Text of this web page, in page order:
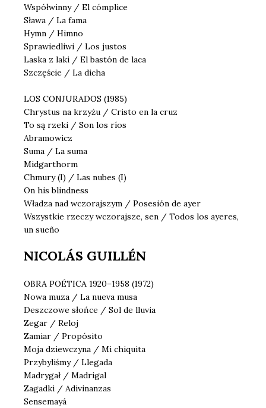
Współwinny / El cómplice
Sława / La fama
Hymn / Himno
Sprawiedliwi / Los justos
Laska z laki / El bastón de laca
Szczęście / La dicha
LOS CONJURADOS (1985)
Chrystus na krzyżu / Cristo en la cruz
To są rzeki / Son los ríos
Abramowicz
Suma / La suma
Midgarthorm
Chmury (I) / Las nubes (I)
On his blindness
Władza nad wczorajszym / Posesión de ayer
Wszystkie rzeczy wczorajsze, sen / Todos los ayeres,
un sueño
NICOLÁS GUILLÉN
OBRA POÉTICA 1920–1958 (1972)
Nowa muza / La nueva musa
Deszczowe słońce / Sol de lluvia
Zegar / Reloj
Zamiar / Propósito
Moja dziewczyna / Mi chiquita
Przybyliśmy / Llegada
Madrygał / Madrigal
Zagadki / Adivinanzas
Sensemayá